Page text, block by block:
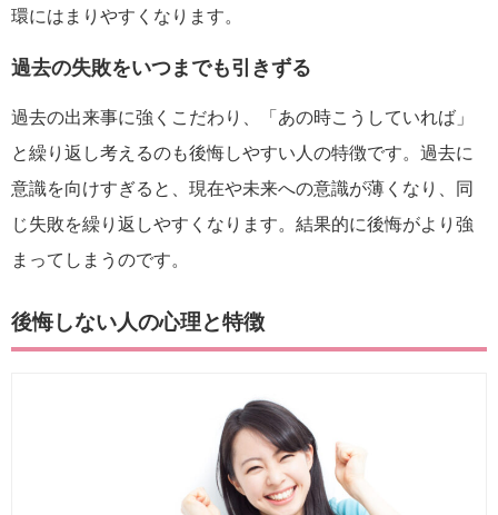
環にはまりやすくなります。
過去の失敗をいつまでも引きずる
過去の出来事に強くこだわり、「あの時こうしていれば」
と繰り返し考えるのも後悔しやすい人の特徴です。過去に
意識を向けすぎると、現在や未来への意識が薄くなり、同
じ失敗を繰り返しやすくなります。結果的に後悔がより強
まってしまうのです。
後悔しない人の心理と特徴